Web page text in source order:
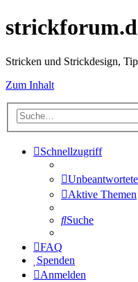
Stricken und Strickdesign,
Zum Inhalt
Schnellzugriff
Aktive Themen
Suche
FAQ
Spenden
Anmelden